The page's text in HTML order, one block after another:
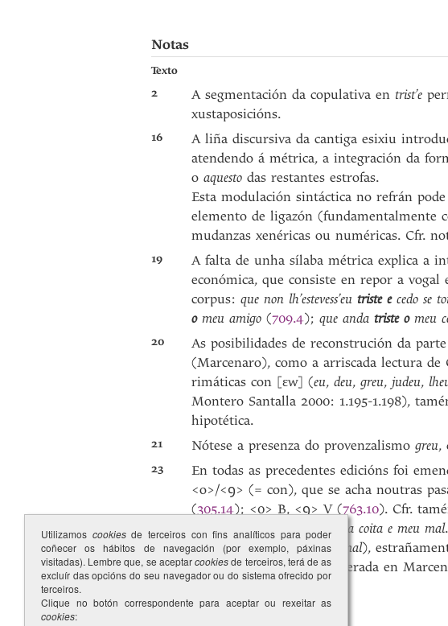
Notas
Texto
2
A segmentación da copulativa en trist’e
xustaposicións.
16 A liña discursiva da cantiga esixiu
atendendo á métrica, a integración da
o aquesto das restantes estrofas.
Esta modulación sintáctica no refrán
elemento de ligazón (fundamentalmente
mudanzas xenéricas ou numéricas. Cfr.
19 A falta de unha sílaba métrica explica a
económica, que consiste en repor a vogal
corpus: que non lh’estevess’eu triste ecedo se
omeu amigo (709.4); que anda triste omeu
20
As posibilidades de reconstrución da
(Marcenaro), como a arriscada lectura
rimáticas con [ɛw] (eu, deu, greu, judeu,
Montero Santalla 2000: 1.195-1.198),
hipotética.
21 Nótese a presenza do provenzalismo greu,
23
En todas as precedentes edicións foi
<o>/<ꝯ> (= con), que se acha noutras
(305.14); <0> B, <ꝯ> V (763.10). Cfr.
texto transparente:
con mia coita e meu mal
Nunes ( ó mia coita e meu mal),
acaída a copulativa considerada en
Utilizamos cookiesde terceiros con fins analíticos para poder
coñecer os hábitos de navegación (por exemplo, páxinas
visitadas). Lembre que, se aceptarcookiesde terceiros, terá de as
excluír das opcións do seu navegador ou do sistema ofrecido por
terceiros.
Clique no botón correspondente para aceptar ou rexeitar as
cookies: